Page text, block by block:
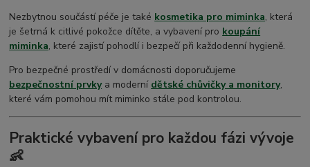
Nezbytnou součástí péče je také kosmetika pro miminka, která
je šetrná k citlivé pokožce dítěte, a vybavení pro koupání
miminka, které zajistí pohodlí i bezpečí při každodenní hygieně.
Pro bezpečné prostředí v domácnosti doporučujeme
bezpečnostní prvkya moderní dětské chůvičky a monitory,
které vám pomohou mít miminko stále pod kontrolou.
Praktické vybavení pro každou fázi vývoje
👶